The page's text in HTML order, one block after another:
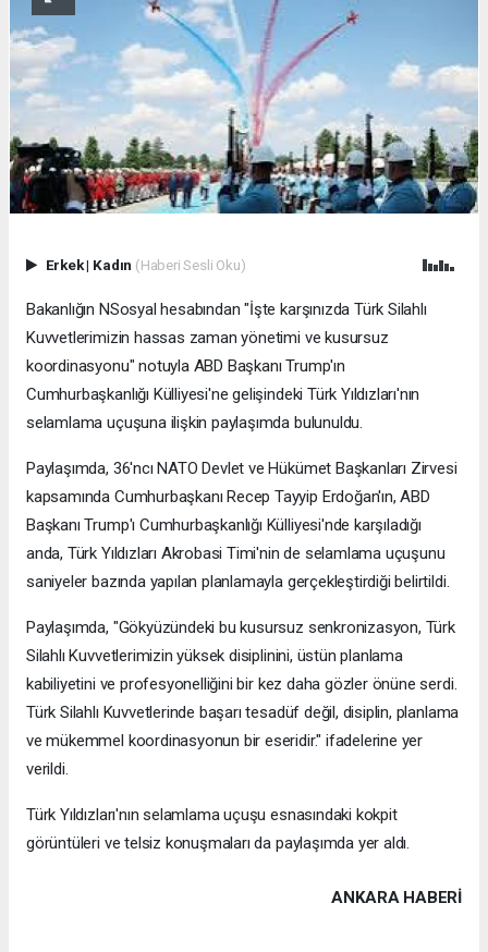
Erkek| Kadın (Haberi Sesli Oku)
Bakanlığın NSosyal hesabından "İşte karşınızda Türk Silahlı
Kuvvetlerimizin hassas zaman yönetimi ve kusursuz
koordinasyonu" notuyla ABD Başkanı Trump'ın
Cumhurbaşkanlığı Külliyesi'ne gelişindeki Türk Yıldızları'nın
selamlama uçuşuna ilişkin paylaşımda bulunuldu.
Paylaşımda, 36'ncı NATO Devlet ve Hükümet Başkanları Zirvesi
kapsamında Cumhurbaşkanı Recep Tayyip Erdoğan'ın, ABD
Başkanı Trump'ı Cumhurbaşkanlığı Külliyesi'nde karşıladığı
anda, Türk Yıldızları Akrobasi Timi'nin de selamlama uçuşunu
saniyeler bazında yapılan planlamayla gerçekleştirdiği belirtildi.
Paylaşımda, "Gökyüzündeki bu kusursuz senkronizasyon, Türk
Silahlı Kuvvetlerimizin yüksek disiplinini, üstün planlama
kabiliyetini ve profesyonelliğini bir kez daha gözler önüne serdi.
Türk Silahlı Kuvvetlerinde başarı tesadüf değil, disiplin, planlama
ve mükemmel koordinasyonun bir eseridir." ifadelerine yer
verildi.
Türk Yıldızları'nın selamlama uçuşu esnasındaki kokpit
görüntüleri ve telsiz konuşmaları da paylaşımda yer aldı.
ANKARA HABERİ